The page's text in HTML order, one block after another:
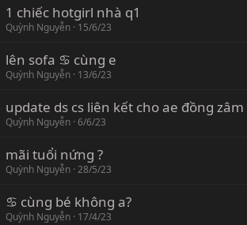
1 chiếc hotgirl nhà q1
Quỳnh Nguyễn 15/6/23
lên sofa ♋️ cùng e
Quỳnh Nguyễn 13/6/23
update ds cs liên kết cho ae đồng zâm
Quỳnh Nguyễn 6/6/23
mãi tuổi nứng ?
Quỳnh Nguyễn 28/5/23
♋️ cùng bé không a?
Quỳnh Nguyễn 17/4/23